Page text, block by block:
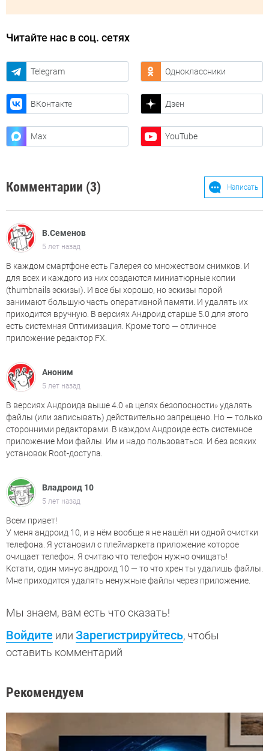
Читайте нас в соц. сетях
Telegram Одноклассники
ВКонтакте Дзен
Max YouTube
Комментарии (3) Написать
В.Семенов
5 лет назад
В каждом смартфоне есть Галерея со множеством снимков. И
для всех и каждого из них создаются миниатюрные копии
(thumbnails эскизы). И все бы хорошо, но эскизы порой
занимают большую часть оперативной памяти. И удалять их
приходится вручную. В версиях Андроид старше 5.0 для этого
есть системная Оптимизация. Кроме того — отличное
приложение редактор FX.
Аноним
5 лет назад
В версиях Андроида выше 4.0 «в целях безопосности» удалять
файлы (или записывать) действительно запрещено. Но — только
сторонними редакторами. В каждом Андроиде есть системное
приложение Мои файлы. Им и надо пользоваться. И без всяких
установок Root-доступа.
Владроид 10
5 лет назад
Всем привет!
У меня андроид 10, и в нём вообще я не нашёл ни одной очистки
телефона. Я установил с плеймаркета приложение которое
очищает телефон. Я считаю что телефон нужно очищать!
Кстати, один минус андроид 10 — то что хрен ты удалишь файлы.
Мне приходится удалять ненужные файлы через приложение.
Мы знаем, вам есть что сказать!
Войдите или Зарегистрируйтесь, чтобы
оставить комментарий
Рекомендуем